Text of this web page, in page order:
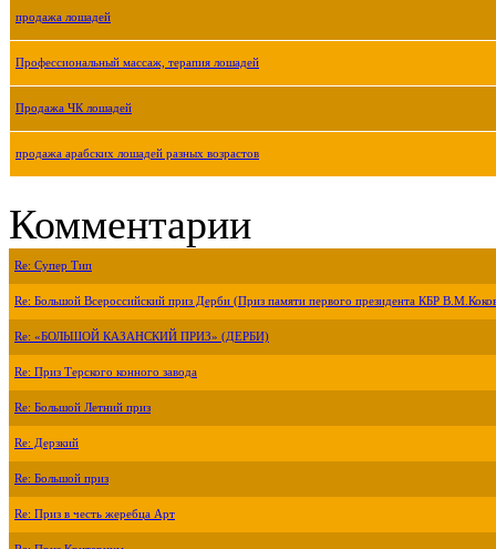
продажа лошадей
Профессиональный массаж, терапия лошадей
Продажа ЧК лошадей
продажа арабских лошадей разных возрастов
Комментарии
Re: Супер Тип
Re: Большой Всероссийский приз Дерби (Приз памяти первого президента КБР
Re: «БОЛЬШОЙ КАЗАНСКИЙ ПРИЗ» (ДЕРБИ)
Re: Приз Терского конного завода
Re: Большой Летний приз
Re: Дерзкий
Re: Большой приз
Re: Приз в честь жеребца Арт